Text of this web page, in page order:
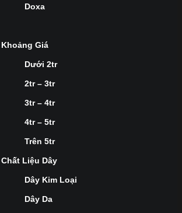
Doxa
Khoảng Giá
Dưới 2tr
2tr – 3tr
3tr – 4tr
4tr – 5tr
Trên 5tr
Chất Liệu Dây
Dây Kim Loại
Dây Da